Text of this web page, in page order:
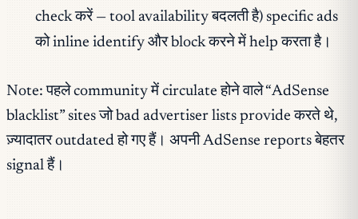
check करें — tool availability बदलती है) specific ads
को inline identify और block करने में help करता है।
Note: पहले community में circulate होने वाले “AdSense
blacklist” sites जो bad advertiser lists provide करते थे,
ज़्यादातर outdated हो गए हैं। अपनी AdSense reports बेहतर
signal हैं।